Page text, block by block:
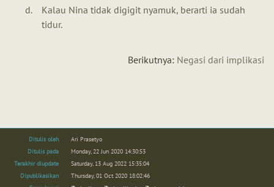
Kalau Nina tidak digigit nyamuk, berarti ia sudah
tidur.
Berikutnya: Negasi dari implikasi
Ditulis oleh
Ari Prasetyo
Ditulis pada
Monday, 22 Jun 2020 14:30:53
Terakhir diupdate
Saturday, 13 Aug 2022 15:35:04
Dipublikasikan
Thursday, 01 Oct 2020 18:02:46